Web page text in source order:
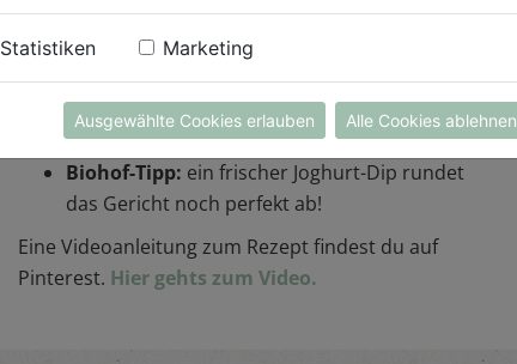
Geschmack würzen und mit etwas Milch
bestreichen.
Bei 180 °C ca. 20 - 30 Min. backen.
Biohof-Tipp: ein frischer Joghurt-Dip rundet
das Gericht noch perfekt ab!
Eine Videoanleitung zum Rezept findest du auf
Pinterest. Hier gehts zum Video.
Statistiken Marketing
Ausgewählte Cookies erlauben Alle Cookies ablehnen